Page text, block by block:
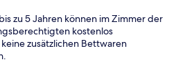
zu 5 Jahren können im Zimmer der
kostenlos
zusätzlichen Bettwaren